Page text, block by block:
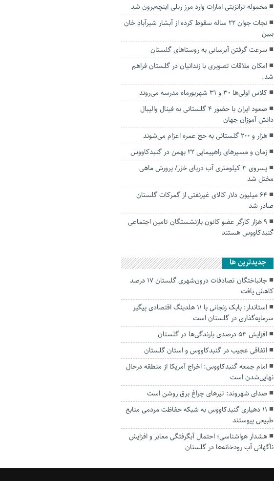
محموله ترانزیتی امارات وارد مرز ریلی اینچه‌برون شد
نجات جوان ۲۲ ساله سقوط کرده از آبشار شیرآبادِ خان
ببین
سرعت گرفتن آبرسانی به روستا‌های گلستان
امکان ملاقات تصویری با زندانیان در گلستان فراهم
شد.
کلاس اولی‌ها ۳۰ و ۳۱ شهریورماه مدرسه می‌روند
صعود ایران با حضور ۴ گلستانی به فینال والیبال
دانش آموزان جهان
هزار و ۲۰۰ گلستانی به حج عمره اعزام می‌شوند
زمان و مسیر‌های راهپیمایی ۲۲ بهمن در گنبدکاووس
پسروی ۳ کیلومتری آب دریای خزر/ پرورش ماهی
مختل شد
۶۴ میلیون دلار کالای غیرنفتی از گمرکات گلستان
صادر شد
۹ هزار کارگر عضو کانون بازنشستگان تامین اجتماعی
گنبدکاووس هستند
جديدترين ها
جانباختگان تصادفات درون‌شهری گلستان ۱۷ درصد
کاهش یافت
استاندار: بابک زنجانی با ۱۱ هلدینگ اقتصادی پیگیر
سرمایه‌گذاری در گلستان است
افزایش ۵۳ درصدی بارندگی‌ها در گلستان
اتفاقی عجیب در‌ گنبدکاووس و استان گلستان
امام جمعه گنبدکاووس: اخراج آمریکا از منطقه درحال
نهایی‌شدن است
صدای شهروند: تیرهای چراغ برق روشن است
۱۱ دهیاری گنبدکاووس به شبکه حفاظت مردمی منابع
طبیعی پیوستند
هشدار هواشناسی؛ احتمال آبگرفتگی معابر و افزایش
ناگهانی آب رودخانه‌ها در گلستان